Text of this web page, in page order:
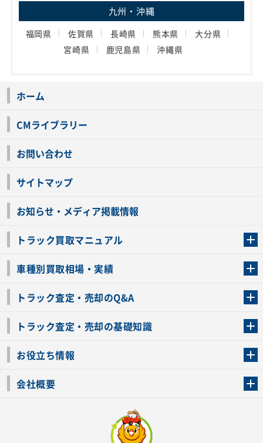
九州・沖縄
福岡県 佐賀県 長崎県 熊本県
大分県
宮崎県
鹿児島県 沖縄県
ホーム
CMライブラリー
お問い合わせ
サイトマップ
お知らせ・メディア掲載情報
トラック買取マニュアル
車種別買取相場・実績
トラック査定・売却のQ&A
トラック査定・売却の基礎知識
お役立ち情報
会社概要